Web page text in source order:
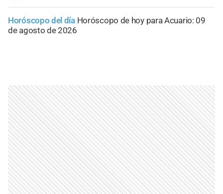
Horóscopo del día Horóscopo de hoy para Acuario: 09
de agosto de 2026